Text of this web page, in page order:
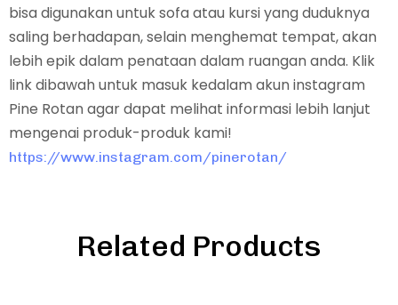
bisa digunakan untuk sofa atau kursi yang duduknya
saling berhadapan, selain menghemat tempat, akan
lebih epik dalam penataan dalam ruangan anda. Klik
link dibawah untuk masuk kedalam akun instagram
Pine Rotan agar dapat melihat informasi lebih lanjut
mengenai produk-produk kami!
https://www.instagram.com/pinerotan/
Related Products